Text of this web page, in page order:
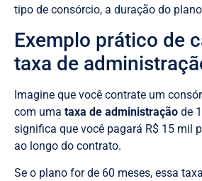
tipo de consórcio, a duração do
Exemplo prático de
taxa de
Imagine que você contrate um
com uma taxa de administração de
significa que você pagará R$ 15 mil
ao longo do contrato.
Se o plano for de 60 meses, essa